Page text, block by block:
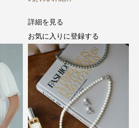
ねつづける、大人の女
ツファッション
シーンで活躍するセレモニース
着て頂ける素敵な一枚...それが
ーツです。
こなすことのできる女性らしい
詳細を見る
お気に入りに登録する